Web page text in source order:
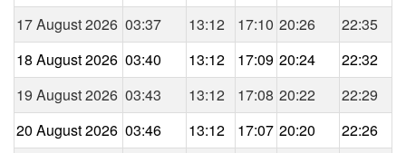
17 August 2026 03:37 13:12 17:10 20:26
22:35
18 August 2026 03:40 13:12 17:09 20:24
22:32
19 August 2026 03:43 13:12 17:08 20:22
22:29
20 August 2026 03:46 13:12 17:07 20:20
22:26